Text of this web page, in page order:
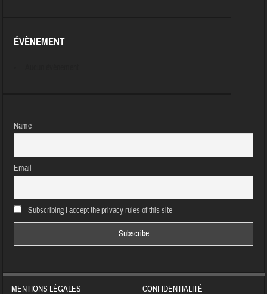
ÉVÈNEMENT
Name
Email
Subscribing I accept the privacy rules of this site
MENTIONS LÉGALES CONFIDENTIALITÉ